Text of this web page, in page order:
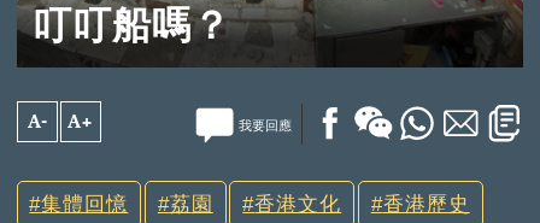
叮叮船嗎？
A- A+ 我要回應
集體回憶 荔園 香港文化 香港歷史